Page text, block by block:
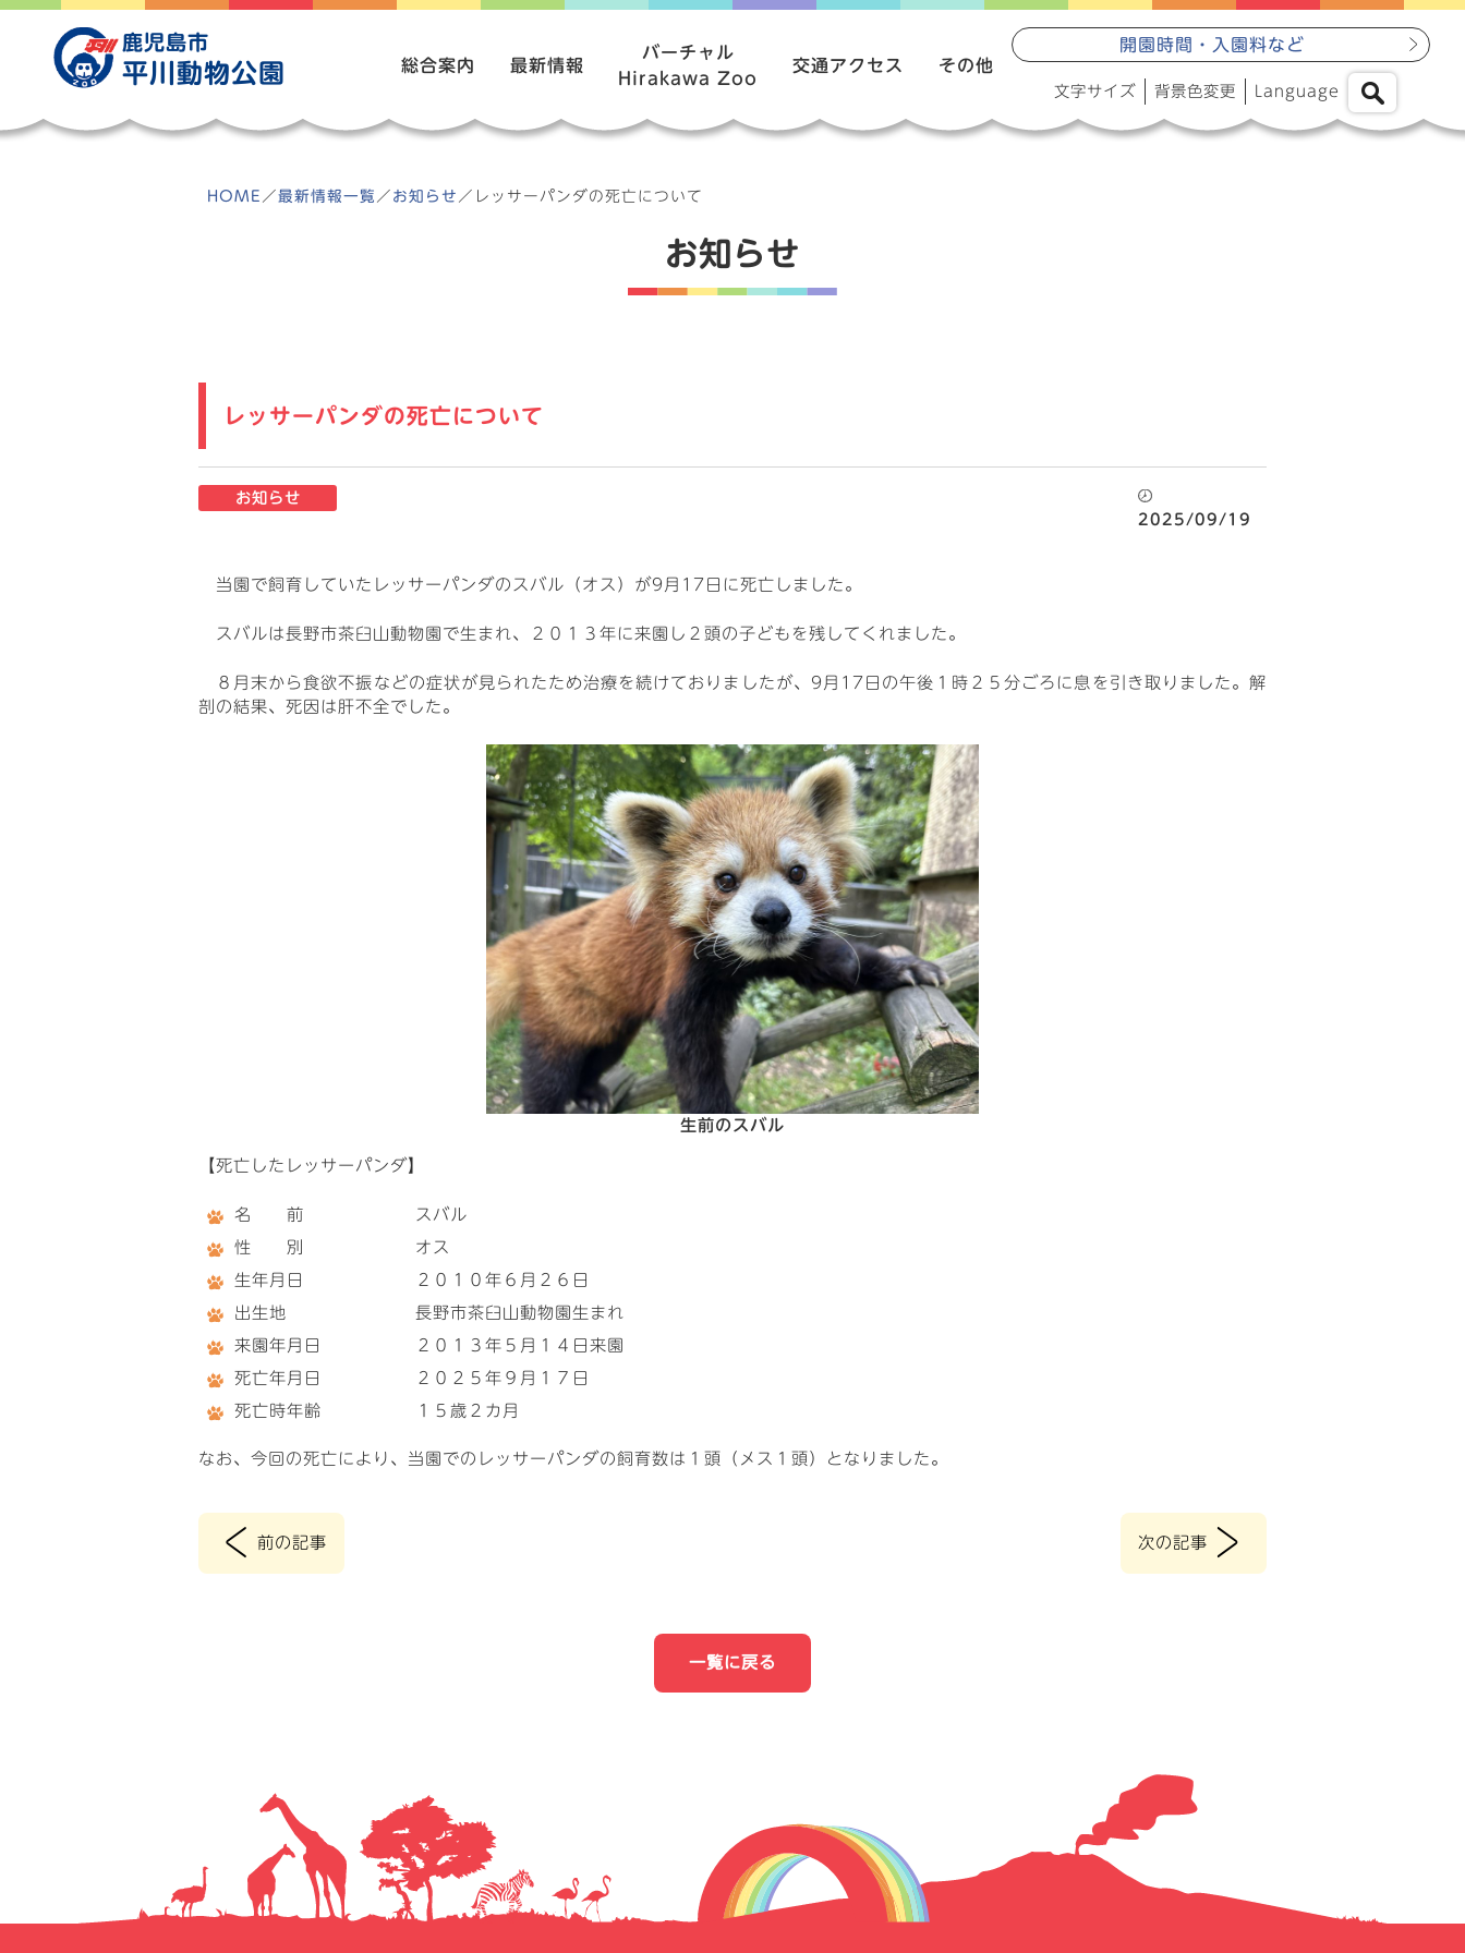
Skip
content
鹿児島市
平川動物公園 総合案内 最新情報
バーチャル
Hirakawa Zoo
交通アクセス その他
開園時間・入園料など
文字サイズ 背景色変更 Language
HOME ／ 最新情報一覧 ／ お知らせ ／ レッサーパンダの死亡について
お知らせ
レッサーパンダの死亡について
お知らせ
2025/09/19
当園で飼育していたレッサーパンダのスバル（オス）が9月17日に死亡しました。
スバルは長野市茶臼山動物園で生まれ、２０１３年に来園し２頭の子どもを残してくれました。
８月末から食欲不振などの症状が見られたため治療を続けておりましたが、9月17日の午後１時２５分ごろに息を引き取りました。解
剖の結果、死因は肝不全でした。
生前のスバル
【死亡したレッサーパンダ】
名 前 スバル
性 別 オス
生年月日 ２０１０年６月２６日
出生地 長野市茶臼山動物園生まれ
来園年月日 ２０１３年５月１４日来園
死亡年月日 ２０２５年９月１７日
死亡時年齢 １５歳２カ月
なお、今回の死亡により、当園でのレッサーパンダの飼育数は１頭（メス１頭）となりました。
< 前の記事 次の記事 >
一覧に戻る